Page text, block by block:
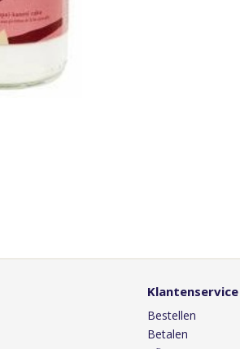
Klantenservice
Bestellen
Betalen